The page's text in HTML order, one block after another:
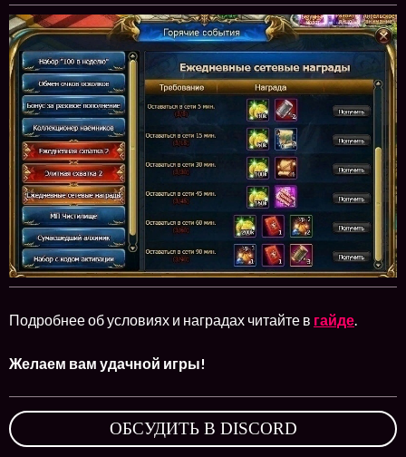
Подробнее об условиях и наградах читайте в гайде.
Желаем вам удачной игры!
ОБСУДИТЬ В DISCORD